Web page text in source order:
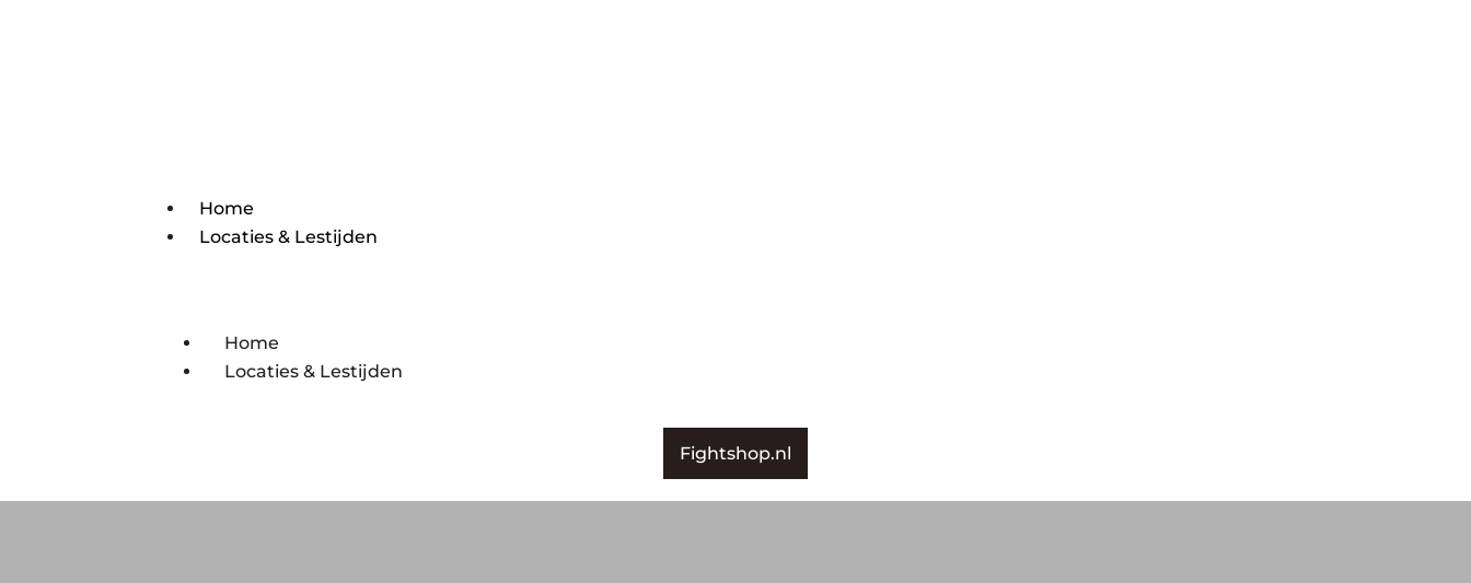
Home
Locaties & Lestijden
Home
Locaties & Lestijden
Fightshop.nl